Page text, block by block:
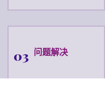
03 问题解决